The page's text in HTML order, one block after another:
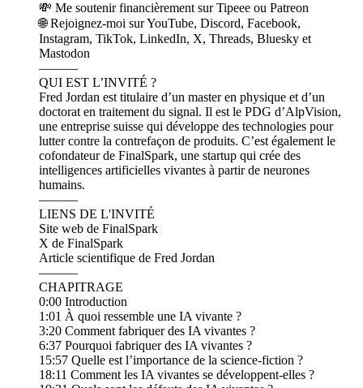
💸 Me soutenir financièrement sur Tipeee ou Patreon
🌐 Rejoignez-moi sur YouTube, Discord, Facebook,
Instagram, TikTok, LinkedIn, X, Threads, Bluesky et
Mastodon
———
QUI EST L’INVITÉ ?
Fred Jordan est titulaire d’un master en physique et d’un
doctorat en traitement du signal. Il est le PDG d’AlpVision,
une entreprise suisse qui développe des technologies pour
lutter contre la contrefaçon de produits. C’est également le
cofondateur de FinalSpark, une startup qui crée des
intelligences artificielles vivantes à partir de neurones
humains.
———
LIENS DE L'INVITÉ
Site web de FinalSpark
X de FinalSpark
Article scientifique de Fred Jordan
———
CHAPITRAGE
0:00 Introduction
1:01 À quoi ressemble une IA vivante ?
3:20 Comment fabriquer des IA vivantes ?
6:37 Pourquoi fabriquer des IA vivantes ?
15:57 Quelle est l’importance de la science-fiction ?
18:11 Comment les IA vivantes se développent-elles ?